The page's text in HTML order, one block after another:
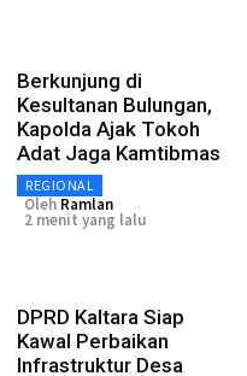
Berkunjung di
Kesultanan Bulungan,
Kapolda Ajak Tokoh
Adat Jaga Kamtibmas
REGIONAL
Oleh Ramlan
2 menit yang lalu
DPRD Kaltara Siap
Kawal Perbaikan
Infrastruktur Desa